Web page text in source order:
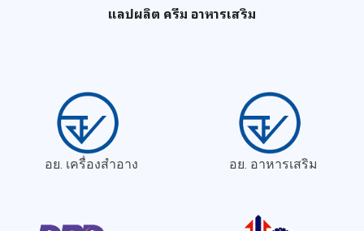
แลปผลิต ครีม อาหารเสริม
อย. เครื่องสำอาง อย. อาหารเสริม